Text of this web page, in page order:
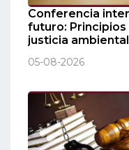
Conferencia
futuro: Principios
justicia
05-08-2026